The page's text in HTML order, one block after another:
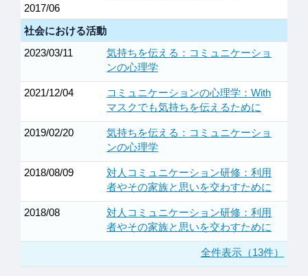
2017/06
社会における活動
2023/03/11
気持ちを伝える：コミュニケーショ
ンの心理学
2021/12/04
コミュニケーションの心理学：With
マスクでも気持ちを伝えるために
2019/02/20
気持ちを伝える：コミュニケーショ
ンの心理学
2018/08/09
対人コミュニケーション研修：利用
者やその家族と思いを交わすために
2018/08
対人コミュニケーション研修：利用
者やその家族と思いを交わすために
全件表示（13件）